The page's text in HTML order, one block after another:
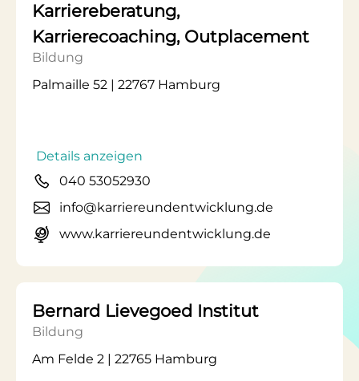
Karriereberatung,
Karrierecoaching, Outplacement
Bildung
Palmaille 52 | 22767 Hamburg
Details anzeigen
040 53052930
info@karriereundentwicklung.de
www.karriereundentwicklung.de
Bernard Lievegoed Institut
Bildung
Am Felde 2 | 22765 Hamburg